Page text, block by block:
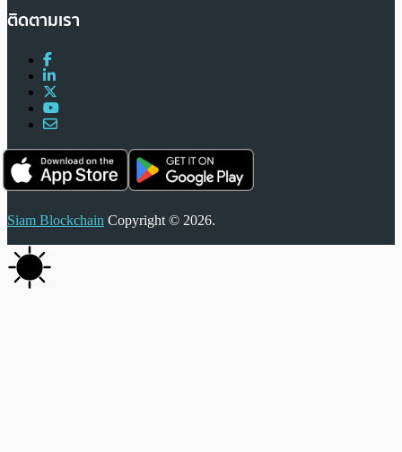
ติดตามเรา
Siam Blockchain Copyright © 2026.